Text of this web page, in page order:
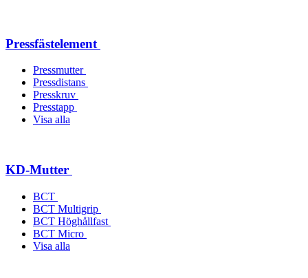
Pressfästelement
Pressmutter
Pressdistans
Presskruv
Presstapp
Visa alla
KD-Mutter
BCT
BCT Multigrip
BCT Höghållfast
BCT Micro
Visa alla